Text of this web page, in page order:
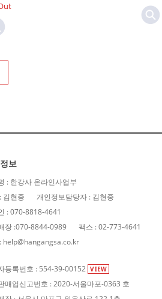
보
: 한강사 온라인사업부
김현중
개인정보담당자 : 김현중
: 070-8818-4641
장 :070-8844-0989
팩스 : 02-773-4641
help@hangangsa.co.kr
등록번호 : 554-39-00152 VIEW
매업신고번호 : 2020-서울마포-0363 호